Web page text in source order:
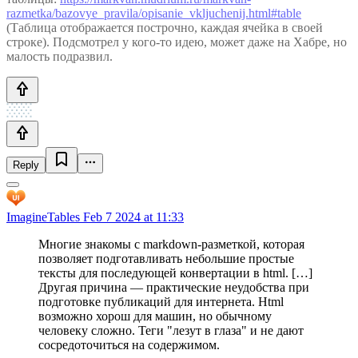
razmetka/bazovye_pravila/opisanie_vkljuchenij.html#table
(Таблица отображается построчно, каждая ячейка в своей
строке). Подсмотрел у кого-то идею, может даже на Хабре, но
малость подразвил.
Reply
ImagineTables Feb 7 2024 at 11:33
Многие знакомы с markdown-разметкой, которая
позволяет подготавливать небольшие простые
тексты для последующей конвертации в html. […]
Другая причина — практические неудобства при
подготовке публикаций для интернета. Html
возможно хорош для машин, но обычному
человеку сложно. Теги "лезут в глаза" и не дают
сосредоточиться на содержимом.